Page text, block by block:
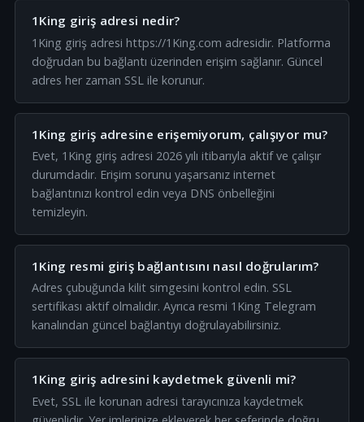
1King giriş adresi nedir?
1King giriş adresi https://1King.com adresidir. Platforma
doğrudan bu bağlantı üzerinden erişim sağlanır. Güncel
adres her zaman SSL ile korunur.
1King giriş adresine erişemiyorum, çalışıyor mu?
Evet, 1King giriş adresi 2026 yılı itibarıyla aktif ve çalışır
durumdadır. Erişim sorunu yaşarsanız internet
bağlantınızı kontrol edin veya DNS önbelleğini
temizleyin.
1King resmi giriş bağlantısını nasıl doğrularım?
Adres çubuğunda kilit simgesini kontrol edin. SSL
sertifikası aktif olmalıdır. Ayrıca resmi 1King Telegram
kanalından güncel bağlantıyı doğrulayabilirsiniz.
1King giriş adresini kaydetmek güvenli mi?
Evet, SSL ile korunan adresi tarayıcınıza kaydetmek